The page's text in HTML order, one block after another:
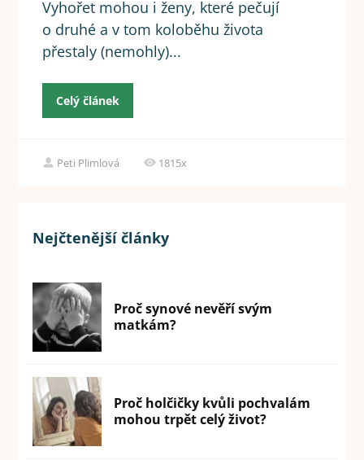
Vyhořet mohou i ženy, které pečují
o druhé a v tom koloběhu života
přestaly (nemohly)...
Celý článek
Peti Plimlová 1815x
Nejčtenější články
Proč synové nevěří svým
matkám?
Proč holčičky kvůli pochvalám
mohou trpět celý život?